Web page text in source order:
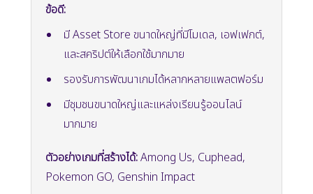
ข้อดี:
มี Asset Store ขนาดใหญ่ที่มีโมเดล, เอฟเฟกต์,
และสคริปต์ให้เลือกใช้มากมาย
รองรับการพัฒนาเกมได้หลากหลายแพลตฟอร์ม
มีชุมชนขนาดใหญ่และแหล่งเรียนรู้ออนไลน์
มากมาย
ตัวอย่างเกมที่สร้างได้:Among Us, Cuphead,
Pokemon GO, Genshin Impact